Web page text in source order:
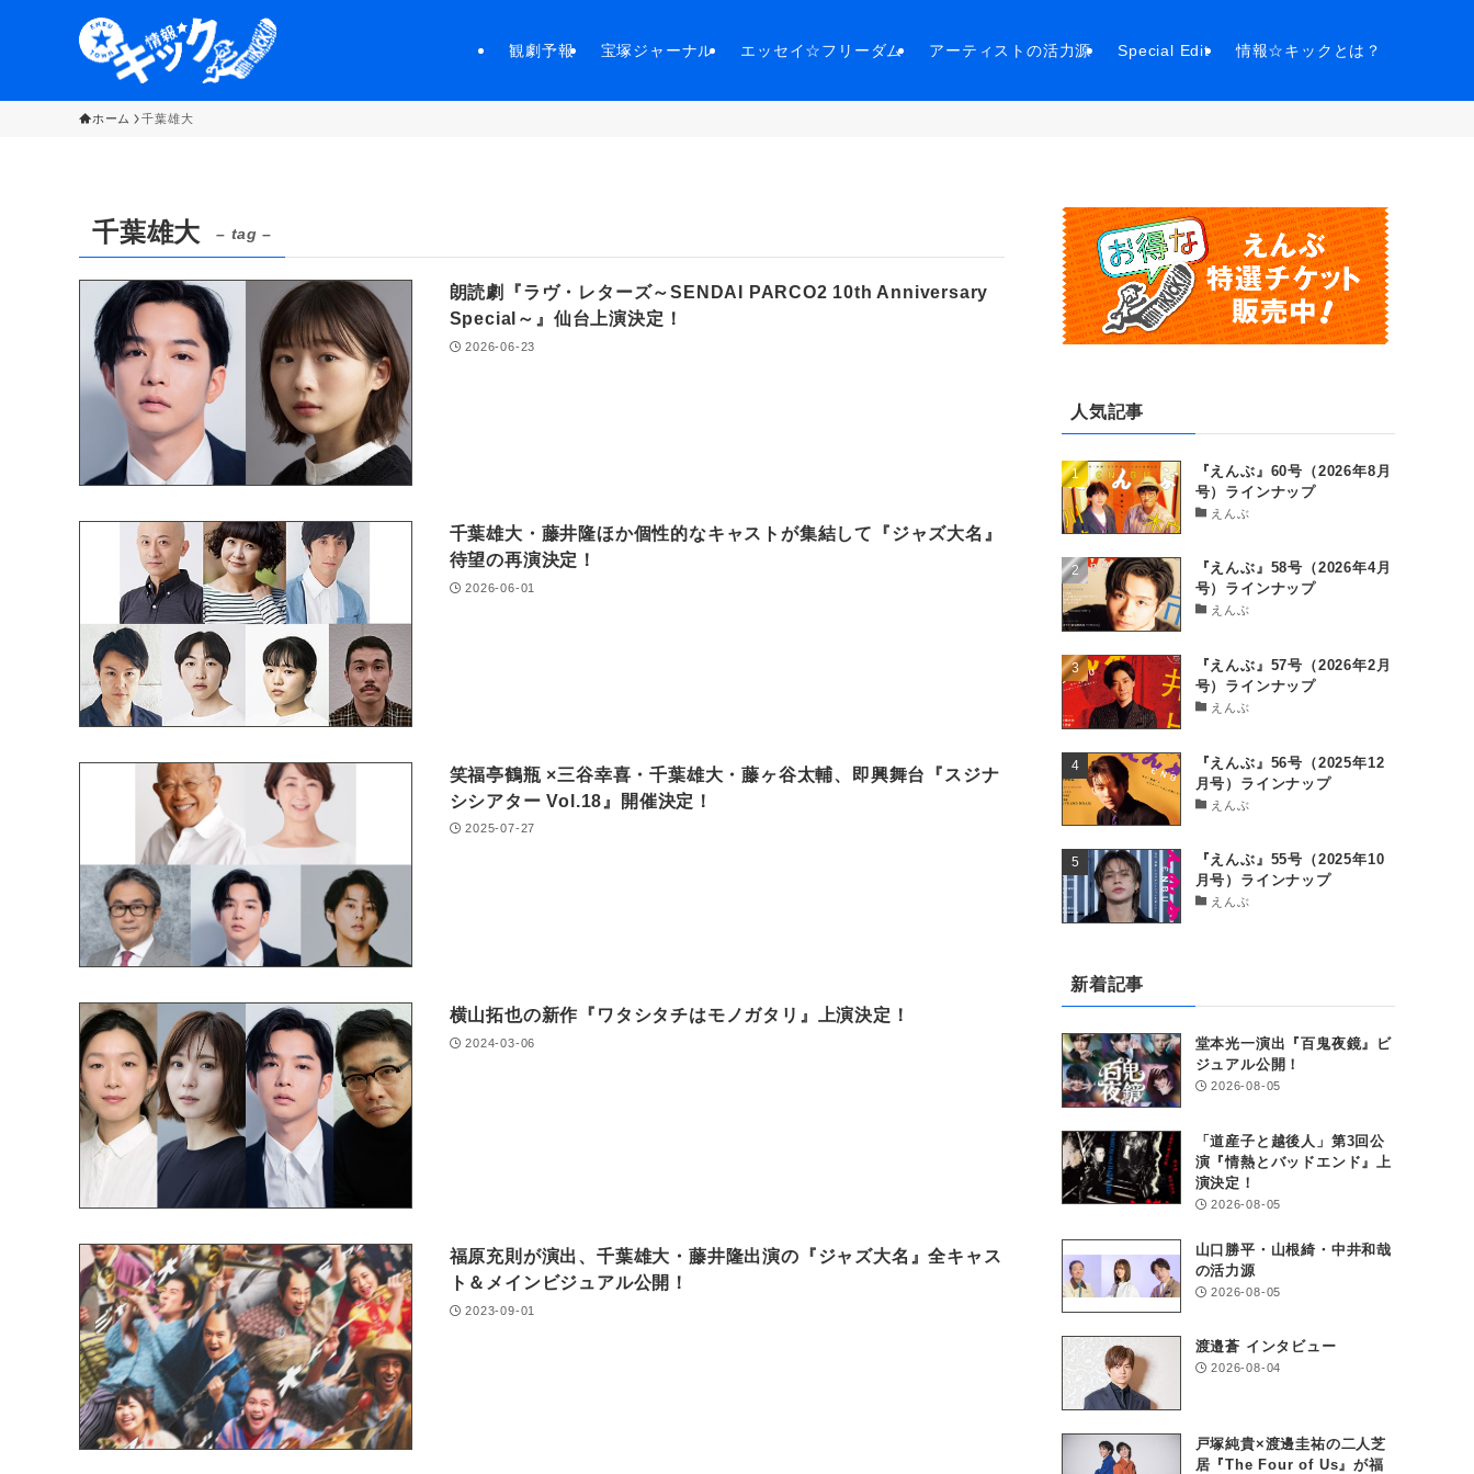
観劇予報 宝塚ジャーナル エッセイ☆フリーダム アーティストの活力源 Special Edit 情報☆キックとは？
ホーム 千葉雄大
千葉雄大 – tag –
朗読劇『ラヴ・レターズ～SENDAI PARCO2 10th Anniversary
Special～』仙台上演決定！
2026-06-23
千葉雄大・藤井隆ほか個性的なキャストが集結して『ジャズ大名』
待望の再演決定！
2026-06-01
笑福亭鶴瓶 ×三谷幸喜・千葉雄大・藤ヶ谷太輔、即興舞台『スジナ
シシアター Vol.18』開催決定！
2025-07-27
横山拓也の新作『ワタシタチはモノガタリ』上演決定！
2024-03-06
福原充則が演出、千葉雄大・藤井隆出演の『ジャズ大名』全キャス
ト＆メインビジュアル公開！
2023-09-01
人気記事
『えんぶ』60号（2026年8月
号）ラインナップ
えんぶ
『えんぶ』58号（2026年4月
号）ラインナップ
えんぶ
『えんぶ』57号（2026年2月
号）ラインナップ
えんぶ
『えんぶ』56号（2025年12
月号）ラインナップ
えんぶ
『えんぶ』55号（2025年10
月号）ラインナップ
えんぶ
新着記事
堂本光一演出『百鬼夜鏡』ビ
ジュアル公開！
2026-08-05
「道産子と越後人」第3回公
演『情熱とバッドエンド』上
演決定！
2026-08-05
山口勝平・山根綺・中井和哉
の活力源
2026-08-05
渡邉蒼 インタビュー
2026-08-04
戸塚純貴×渡邊圭祐の二人芝
居『The Four of Us』が福